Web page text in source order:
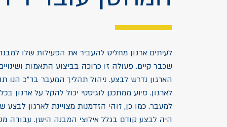
לעיתים ארגון מחליט להעביר את הפעילות שלו
שכבר קיים. פעולה זו כרוכה בביצוע התאמות
הארגון נדרש לבצע. ניהול תהליך המעבר בד"כ הנו
לארגון. סיוע ממתכנן לוגיסטי יכול להקל על ארגון
למעבר. כמו כן, זוהי הזדמנות מצויינת לארגון לבצע
היה לבצע קודם בגלל אילוצי המבנה הישן. עבודה